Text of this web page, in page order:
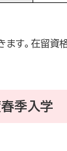
す。在留資
季入学